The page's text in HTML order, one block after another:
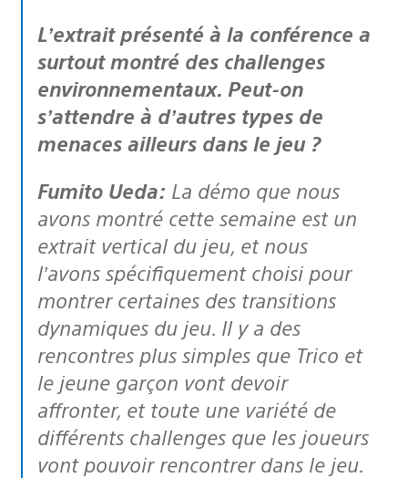
L’extrait présenté à la conférence a
surtout montré des challenges
environnementaux. Peut-on
s’attendre à d’autres types de
menaces ailleurs dans le jeu ?
Fumito Ueda: La démo que nous
avons montré cette semaine est un
extrait vertical du jeu, et nous
l’avons spécifiquement choisi pour
montrer certaines des transitions
dynamiques du jeu. Il y a des
rencontres plus simples que Trico et
le jeune garçon vont devoir
affronter, et toute une variété de
différents challenges que les joueurs
vont pouvoir rencontrer dans le jeu.